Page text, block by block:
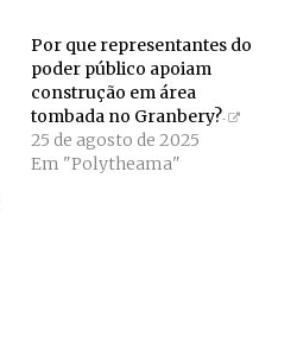
Por que representantes do
poder público apoiam
construção em área
tombada no Granbery?
25 de agosto de 2025
Em "Polytheama"